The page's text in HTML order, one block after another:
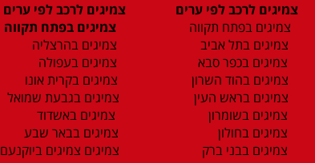
צמיגים לרכב לפי ערים
צמיגים בפתח תקווה
צמיגים בתל אביב
צמיגים בכפר סבא
צמיגים בהוד השרון
צמיגים בראש העין
צמיגים בשומרון
צמיגים בחולון
צמיגים בבני ברק
צמיגים לרכב לפי ערים
צמיגים בפתח תקווה
צמיגים בהרצליה
צמיגים בעפולה
צמיגים בקרית אונו
צמיגים בגבעת שמואל
צמיגים באשדוד
צמיגים בבאר שבע
צמיגים צמיגים ביוקנעם